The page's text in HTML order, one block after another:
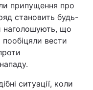
припущення про
становить будь-
наголошують, що
пообіцяли вести
ситуації, коли